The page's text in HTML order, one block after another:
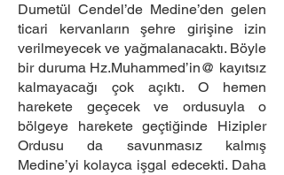
Dumetül Cendel’de Medine’den gelen
ticari kervanların şehre girişine izin
verilmeyecek ve yağmalanacaktı. Böyle
bir duruma Hz.Muhammed’in@ kayıtsız
kalmayacağı çok açıktı. O hemen
harekete geçecek ve ordusuyla o
bölgeye harekete geçtiğinde Hizipler
Ordusu da savunmasız kalmış
Medine’yi kolayca işgal edecekti. Daha